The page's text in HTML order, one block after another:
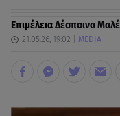
ΕπιμέλειαΔέσποινα
21.05.26, 19:02 MEDIA